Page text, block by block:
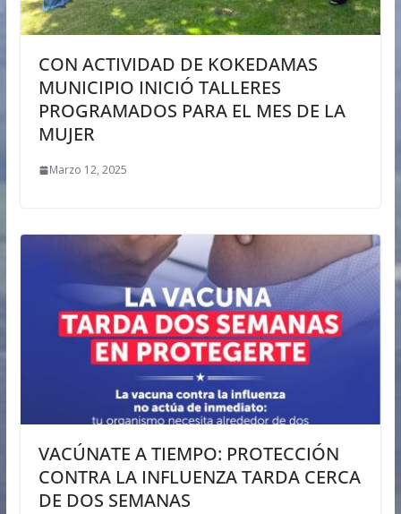
CON ACTIVIDAD DE KOKEDAMAS
MUNICIPIO INICIÓ TALLERES
PROGRAMADOS PARA EL MES DE LA
MUJER
Marzo 12, 2025
VACÚNATE A TIEMPO: PROTECCIÓN
CONTRA LA INFLUENZA TARDA CERCA
DE DOS SEMANAS